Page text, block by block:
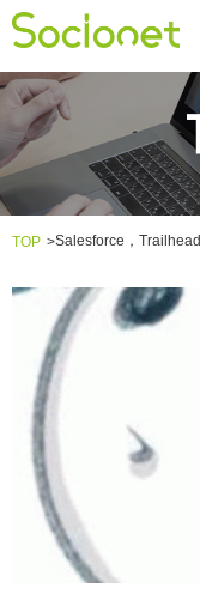
TOP >Salesforce，Trailhead